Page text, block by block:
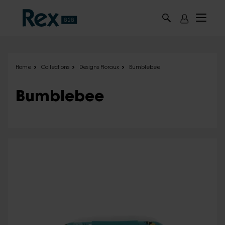
Home Collections Designs Floraux Bumblebee
Bumblebee